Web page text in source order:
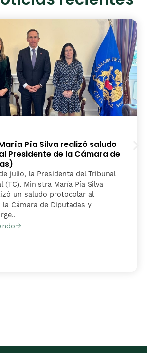
Pía Silva realizó saludo
Presidente de la Cámara de
julio, la Presidenta del Tribunal
(TC), Ministra María Pía Silva
un saludo protocolar al
la Cámara de Diputadas y